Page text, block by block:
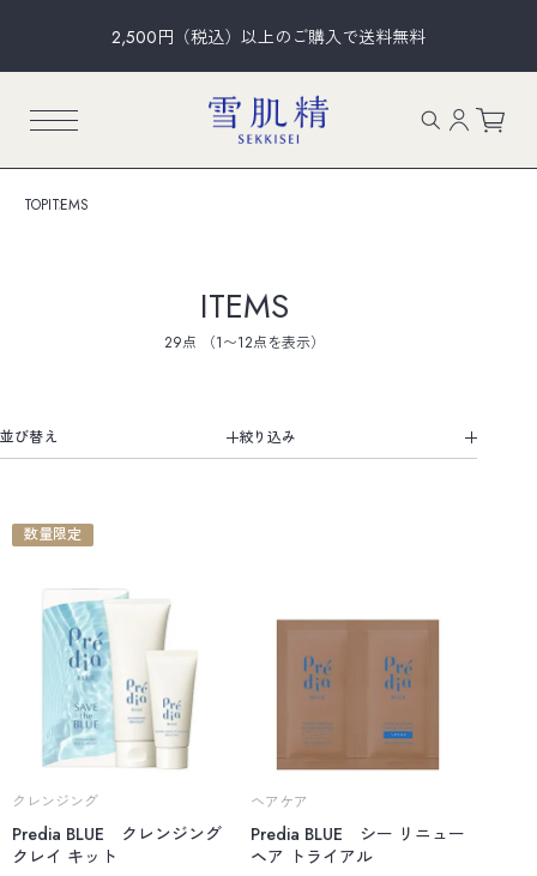
2,500円（税込）以上のご購入で送料無料
TOPITEMS
ITEMS
29点 （1〜12点を表示）
並び替え
数量限定
クレンジング
Predia BLUE クレンジング
クレイ キット
ヘアケア
Predia BLUE シー リニュー
ヘア トライアル